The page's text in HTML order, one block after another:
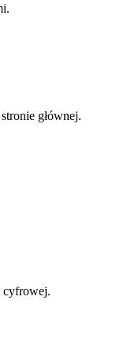
głównej.
cyfrowej.